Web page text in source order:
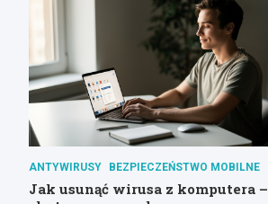
ANTYWIRUSY BEZPIECZEŃSTWO MOBILNE
Jak usunąć wirusa z komputera –